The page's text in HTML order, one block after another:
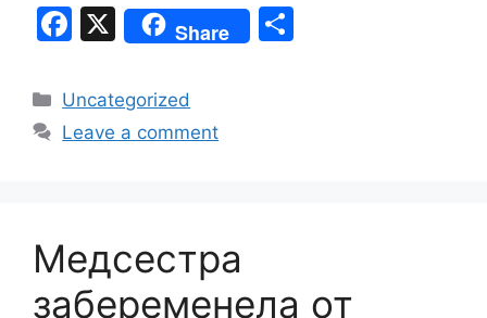
F
c
e
k
X Share
Categories
Uncategorized
Leave a comment
Медсестра
забеременела от